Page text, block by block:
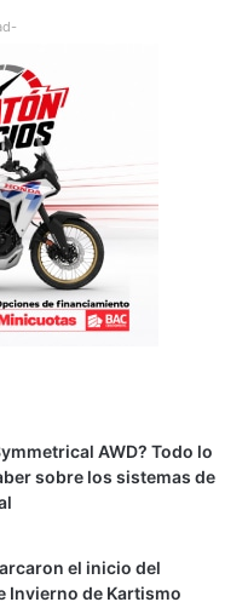
AWD? Todo lo
sobre los sistemas de
el inicio del
Invierno de Kartismo